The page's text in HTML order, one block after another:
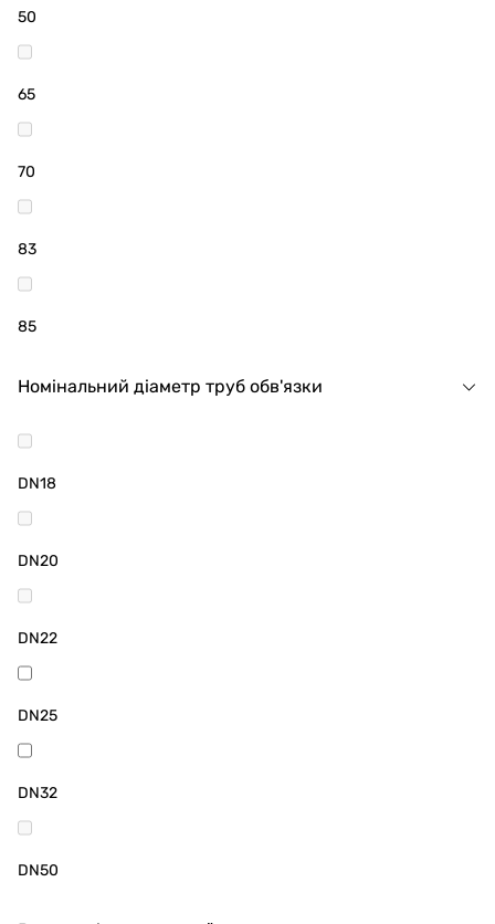
50
65
70
83
85
Номінальний діаметр труб обв'язки
DN18
DN20
DN22
DN25
DN32
DN50